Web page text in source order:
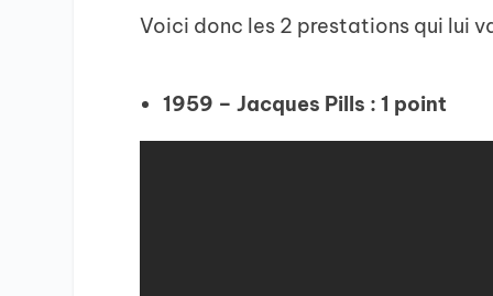
Voici donc les 2 prestations qui lui
1959 – Jacques Pills : 1 point